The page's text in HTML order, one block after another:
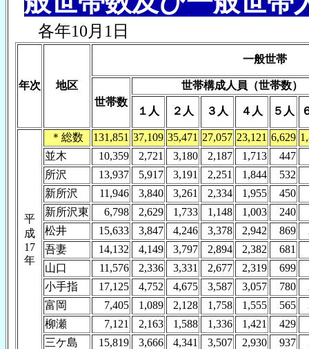
各年10月1日
年次 地区
一般世帯
世帯数
世帯構成人員（世帯数）
１人 ２人 ３人 ４人 ５人
平
成
17
年
＊総数 131,851 37,109 35,471 27,057 23,121 6,629
並木
10,359 2,721 3,180 2,187 1,713
447
所沢
13,937 5,917 3,191 2,251 1,844 532
新所沢
11,946 3,840 3,261 2,334 1,955
450
新所沢東
6,798 2,629 1,733 1,148 1,003
240
松井
15,633 3,847 4,246 3,378 2,942 869
吾妻
14,132 4,149 3,797 2,894 2,382 681
山口
11,576 2,336 3,331 2,677 2,319 699
小手指
17,125 4,752 4,675 3,587 3,057 780
富岡
7,405 1,089 2,128 1,758 1,555 565
柳瀬
7,121 2,163 1,588 1,336 1,421
429
三ケ島
15,819 3,666 4,341 3,507 2,930 937